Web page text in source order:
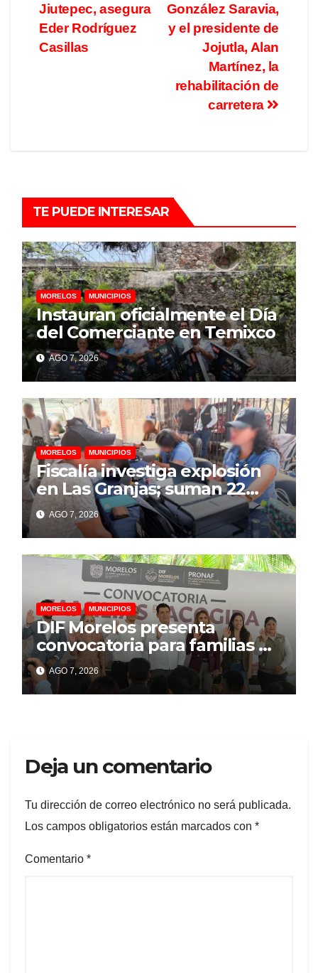
González Saravia,
y el presidente de
Jojutla, Alan
Martínez, la
rehabilitación de
carretera
Jiutepec, asegura
Eder Rodríguez
Casillas
TE PUEDE INTERESAR
MORELOS MUNICIPIOS
Instauran oficialmente el Día
del Comerciante en Temixco
AGO 7, 2026
MORELOS MUNICIPIOS
Fiscalía investiga explosión
en Las Granjas; suman 22
personas lesionadas y 12
denuncias por daños
AGO 7, 2026
MORELOS MUNICIPIOS
DIF Morelos presenta
convocatoria para familias de
acogida
AGO 7, 2026
Deja un comentario
Tu dirección de correo electrónico no será publicada.
Los campos obligatorios están marcados con *
Comentario *